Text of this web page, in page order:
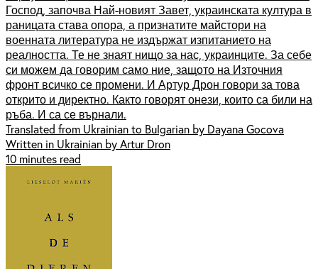
Господ, започва Най-новият Завет, украинската култура в
раницата става опора, а признатите майстори на
военната литература не издържат изпитанието на
реалността. Те не знаят нищо за нас, украинците. За себе
си можем да говорим само ние, защото на Източния
фронт всичко се промени. И Артур Дрон говори за това
открито и директно. Както говорят онези, които са били на
ръба. И са се върнали.
Translated from Ukrainian to Bulgarian by Dayana Gocova
Written in Ukrainian by Artur Dron
10 minutes read